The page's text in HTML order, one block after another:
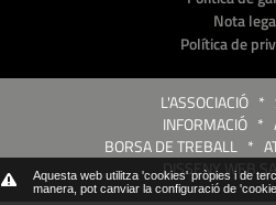
Aquesta web utilitza 'cookies' pròpies i de
manera, pot canviar la configuració de
Nota
Política de
L'ASSOCIACIÓ *
INFORMACIÓ *
BORSA DE TREBALL*
DISSENY WEB